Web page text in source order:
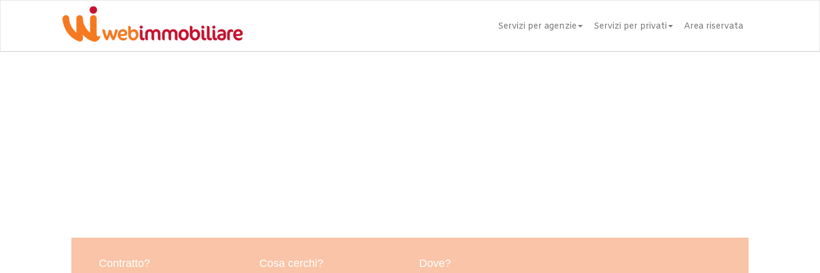
Servizi per agenzie Servizi per privati Area riservata
Contratto? Cosa cerchi? Dove?